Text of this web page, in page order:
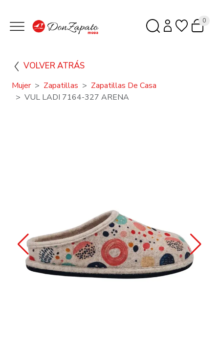
0
VOLVER ATRÁS
Mujer Zapatillas
Zapatillas De Casa
VUL LADI 7164-327 ARENA